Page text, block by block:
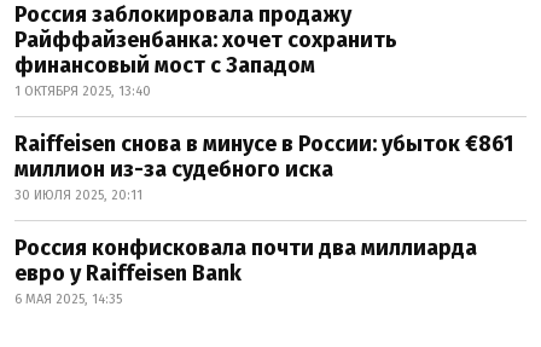
Россия заблокировала продажу
Райффайзенбанка: хочет сохранить
финансовый мост с Западом
1 ОКТЯБРЯ 2025, 13:40
Raiffeisen снова в минусе в России: убыток €861
миллион из-за судебного иска
30 ИЮЛЯ 2025, 20:11
Россия конфисковала почти два миллиарда
евро у Raiffeisen Bank
6 МАЯ 2025, 14:35